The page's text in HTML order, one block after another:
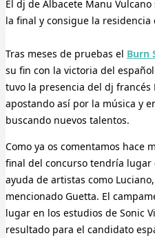
El dj de Albacete Manu
la final y consigue la residencia
Tras meses de pruebas el Burn
su fin con la victoria del
tuvo la presencia del dj francés
apostando así por la música y
buscando nuevos talentos.
Como ya os comentamos hace
final del concurso tendría
ayuda de artistas como
mencionado Guetta. El
lugar en los estudios de Sonic
resultado para el candidato